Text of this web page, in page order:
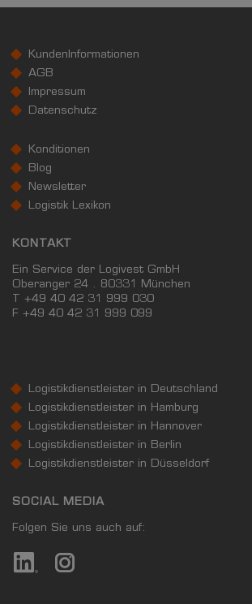
KundenInformationen
AGB
Impressum
Datenschutz
Konditionen
Blog
Newsletter
Logistik Lexikon
KONTAKT
Ein Service der Logivest GmbH
Oberanger 24 . 80331 München
T +49 40 42 31 999 030
F +49 40 42 31 999 099
Logistikdienstleister in Deutschland
Logistikdienstleister in Hamburg
Logistikdienstleister in Hannover
Logistikdienstleister in Berlin
Logistikdienstleister in Düsseldorf
SOCIAL MEDIA
Folgen Sie uns auch auf: